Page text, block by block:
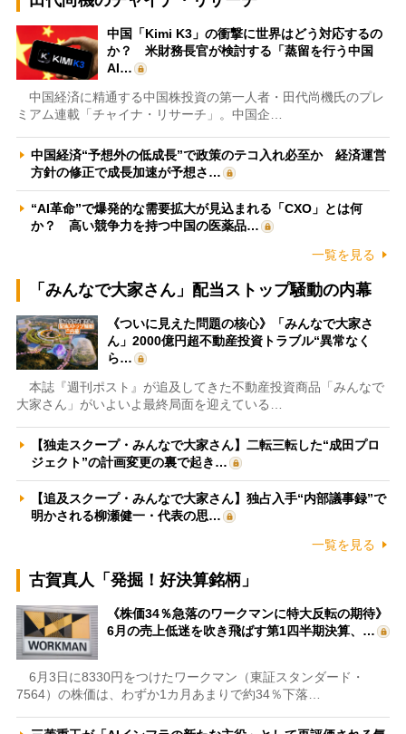
中国「Kimi K3」の衝撃に世界はどう対応するの
か？ 米財務長官が検討する「蒸留を行う中国
AI…
中国経済に精通する中国株投資の第一人者・田代尚機氏のプレ
ミアム連載「チャイナ・リサーチ」。中国企…
中国経済“予想外の低成長”で政策のテコ入れ必至か 経済運営
方針の修正で成長加速が予想さ…
“AI革命”で爆発的な需要拡大が見込まれる「CXO」とは何
か？ 高い競争力を持つ中国の医薬品…
一覧を見る
「みんなで大家さん」配当ストップ騒動の内幕
《ついに見えた問題の核心》「みんなで大家さ
ん」2000億円超不動産投資トラブル“異常なく
ら…
本誌『週刊ポスト』が追及してきた不動産投資商品「みんなで
大家さん」がいよいよ最終局面を迎えている…
【独走スクープ・みんなで大家さん】二転三転した“成田プロ
ジェクト”の計画変更の裏で起き…
【追及スクープ・みんなで大家さん】独占入手“内部議事録”で
明かされる柳瀬健一・代表の思…
一覧を見る
古賀真人「発掘！好決算銘柄」
《株価34％急落のワークマンに特大反転の期待》
6月の売上低迷を吹き飛ばす第1四半期決算、…
6月3日に8330円をつけたワークマン（東証スタンダード・
7564）の株価は、わずか1カ月あまりで約34％下落…